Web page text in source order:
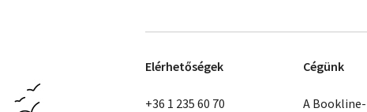
Elérhetőségek
+36 1 235 60 70
Cégünk
A